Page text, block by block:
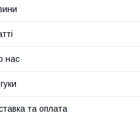
нас
та оплата